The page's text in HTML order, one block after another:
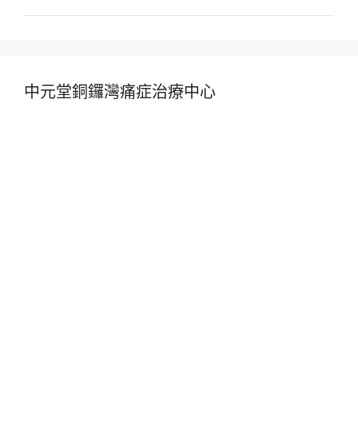
中元堂銅鑼灣痛症治療中心